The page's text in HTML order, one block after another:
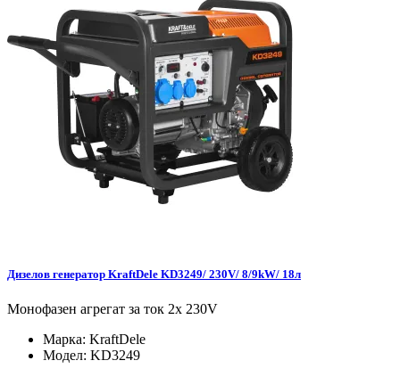
Дизелов генератор KraftDele KD3249/ 230V/ 8/9kW/ 18л
Монофазен агрегат за ток 2x 230V
Марка: KraftDele
Модел: KD3249